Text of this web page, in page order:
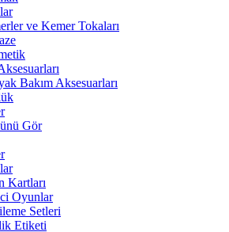
ve Kemer Tokaları
Bakım Aksesuarları
Gör
Kartları
Oyunlar
Setleri
Etiketi